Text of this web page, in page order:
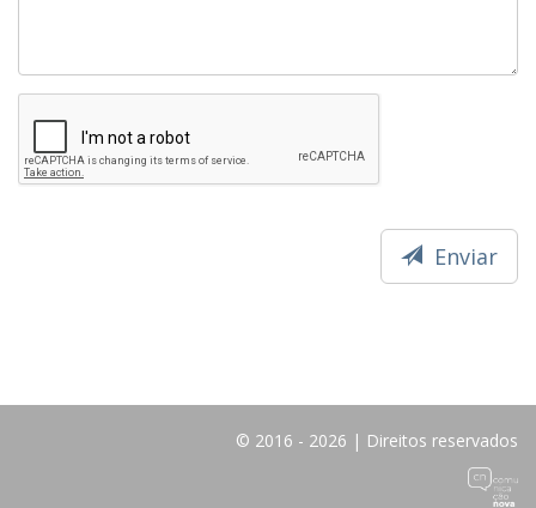
Enviar
© 2016 - 2026 | Direitos reservados